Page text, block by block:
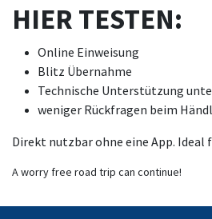
HIER TESTEN:
Online Einweisung
Blitz Übernahme
Technische Unterstützung
weniger Rückfragen beim
Direkt nutzbar ohne eine App. Ideal
A worry free road trip can continue!